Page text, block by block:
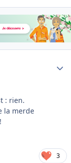
: rien.
la merde
3